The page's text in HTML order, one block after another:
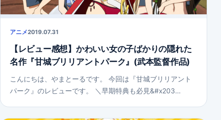
アニメ2019.07.31
【レビュー感想】かわいい女の子ばかりの隠れた
名作『甘城ブリリアントパーク』(武本監督作品)
こんにちは、やまとーるです。 今回は『甘城ブリリアント
パーク』のレビューです。 ＼早期特典も必見&#x203…